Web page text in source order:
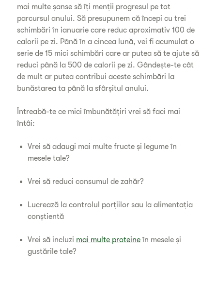
mai multe șanse să îți menții progresul pe tot
parcursul anului. Să presupunem că începi cu trei
schimbări în ianuarie care reduc aproximativ 100 de
calorii pe zi. Până în a cincea lună, vei fi acumulat o
serie de 15 mici schimbări care ar putea să te ajute să
reduci până la 500 de calorii pe zi. Gândește-te cât
de mult ar putea contribui aceste schimbări la
bunăstarea ta până la sfârșitul anului.
Întreabă-te ce mici îmbunătățiri vrei să faci mai
întâi:
Vrei să adaugi mai multe fructe și legume în
mesele tale?
Vrei să reduci consumul de zahăr?
Lucrează la controlul porțiilor sau la alimentația
conștientă
Vrei să incluzi mai multe proteineîn mesele și
gustările tale?